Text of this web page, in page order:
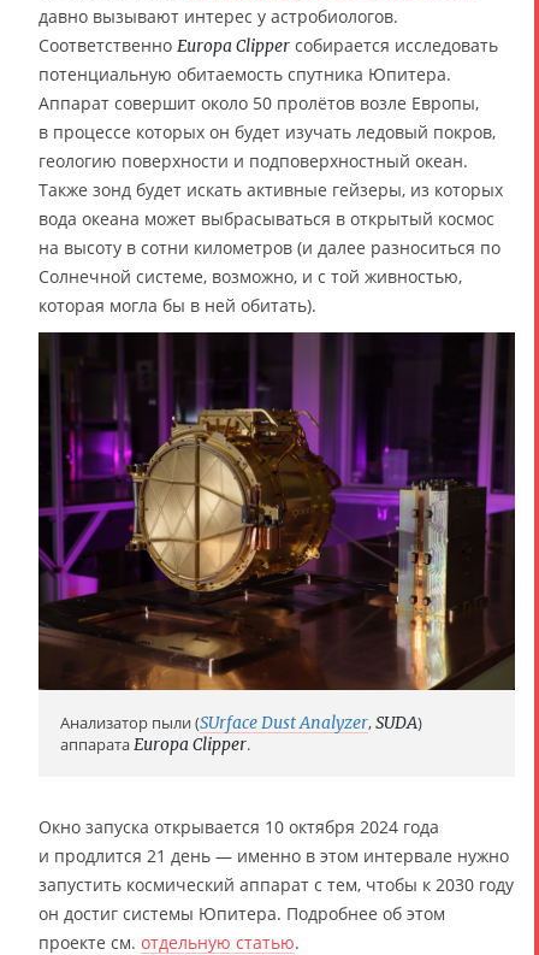
давно вызывают интерес у астробиологов.
Соответственно Europa Clipper собирается исследовать
потенциальную обитаемость спутника Юпитера.
Аппарат совершит около 50 пролётов возле Европы,
в процессе которых он будет изучать ледовый покров,
геологию поверхности и подповерхностный океан.
Также зонд будет искать активные гейзеры, из которых
вода океана может выбрасываться в открытый космос
на высоту в сотни километров (и далее разноситься по
Солнечной системе, возможно, и с той живностью,
которая могла бы в ней обитать).
Анализатор пыли (SUrface Dust Analyzer,SUDA)
аппаратаEuropa Clipper.
Окно запуска открывается 10 октября 2024 года
и продлится 21 день — именно в этом интервале нужно
запустить космический аппарат с тем, чтобы к 2030 году
он достиг системы Юпитера. Подробнее об этом
проекте см. отдельную статью.